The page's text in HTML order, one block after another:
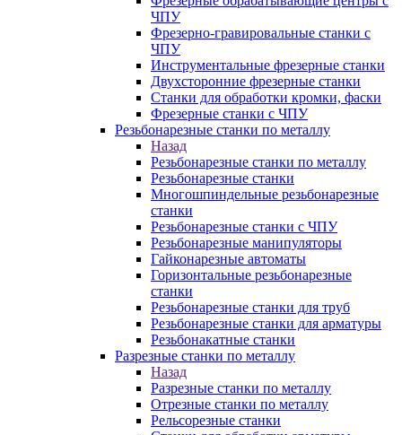
ЧПУ
Фрезерно-гравировальные станки с
ЧПУ
Инструментальные фрезерные станки
Двухсторонние фрезерные станки
Станки для обработки кромки, фаски
Фрезерные станки с ЧПУ
Резьбонарезные станки по металлу
Назад
Резьбонарезные станки по металлу
Резьбонарезные станки
Многошпиндельные резьбонарезные
станки
Резьбонарезные станки с ЧПУ
Резьбонарезные манипуляторы
Гайконарезные автоматы
Горизонтальные резьбонарезные
станки
Резьбонарезные станки для труб
Резьбонарезные станки для арматуры
Резьбонакатные станки
Разрезные станки по металлу
Назад
Разрезные станки по металлу
Отрезные станки по металлу
Рельсорезные станки